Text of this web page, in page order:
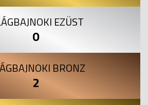
EZÜST
0
BRONZ
2